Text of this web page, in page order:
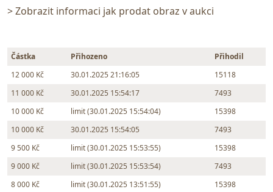
> Zobrazit informaci jak prodat obraz v aukci
Částka Přihozeno
Přihodil
12 000 Kč
30.01.2025 21:16:05
15118
11 000 Kč
30.01.2025 15:54:17
7493
10 000 Kč
limit (30.01.2025 15:54:04)
15398
10 000 Kč
30.01.2025 15:54:05
7493
9 500 Kč
limit (30.01.2025 15:53:55)
15398
9 000 Kč
limit (30.01.2025 15:53:54)
7493
8 000 Kč
limit (30.01.2025 13:51:55) 15398